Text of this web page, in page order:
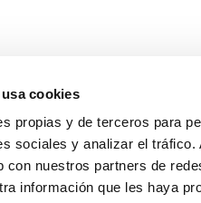
cookies
propias y de terceros para
sociales y analizar el
con nuestros partners de
información que les haya